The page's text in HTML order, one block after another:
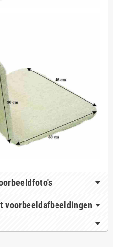
voorbeeldafbeeldingen